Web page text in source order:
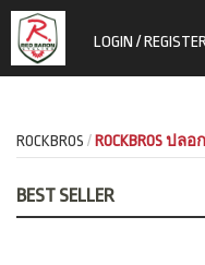
LOGIN /
ROCKBROS ROCKBROS ป
BEST SELLER